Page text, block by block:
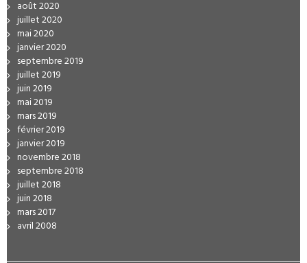
août 2020
juillet 2020
mai 2020
janvier 2020
septembre 2019
juillet 2019
juin 2019
mai 2019
mars 2019
février 2019
janvier 2019
novembre 2018
septembre 2018
juillet 2018
juin 2018
mars 2017
avril 2008